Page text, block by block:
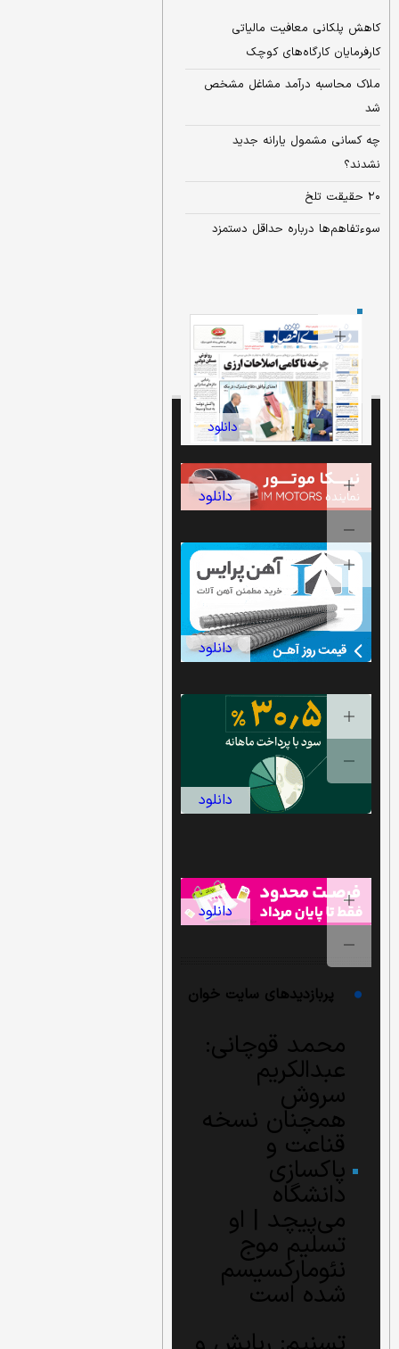
کاهش پلکانی معافیت مالیاتی
کارفرمایان کارگاه‏‏‌های کوچک
ملاک محاسبه درآمد مشاغل مشخص
شد
چه کسانی مشمول یارانه جدید
نشدند؟
۲۰ حقیقت تلخ
سوءتفاهم‌ها درباره حداقل دستمزد
دانلود
نسخه کامل
شماره امروز
روزنامه «دنیای‌
اقتصاد» را اینجا
بخوانید
دانلود
دانلود
دانلود
دانلود
پربازدیدهای سایت خوان
محمد قوچانی:
عبدالکریم
سروش
همچنان نسخه
قناعت و
پاکسازی
دانشگاه
می‌پیچد | او
تسلیم موج
نئومارکسیسم
شده است